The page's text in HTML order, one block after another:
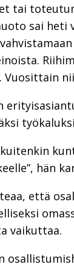
tai
sai heti
Vuosittain
hän
että
vaikuttaa.